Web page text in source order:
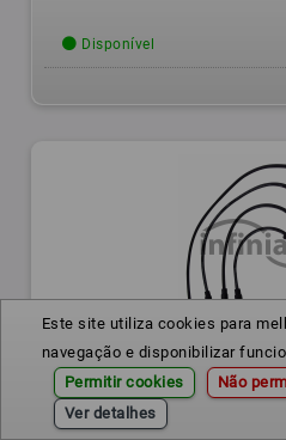
Este site utiliza cookies para
navegação e disponibilizar
Permitir cookies
Não
Ver detalhes
Disponível
Ref.: CAB0787
JOGO CABOS VELAS FIAT PUNTO